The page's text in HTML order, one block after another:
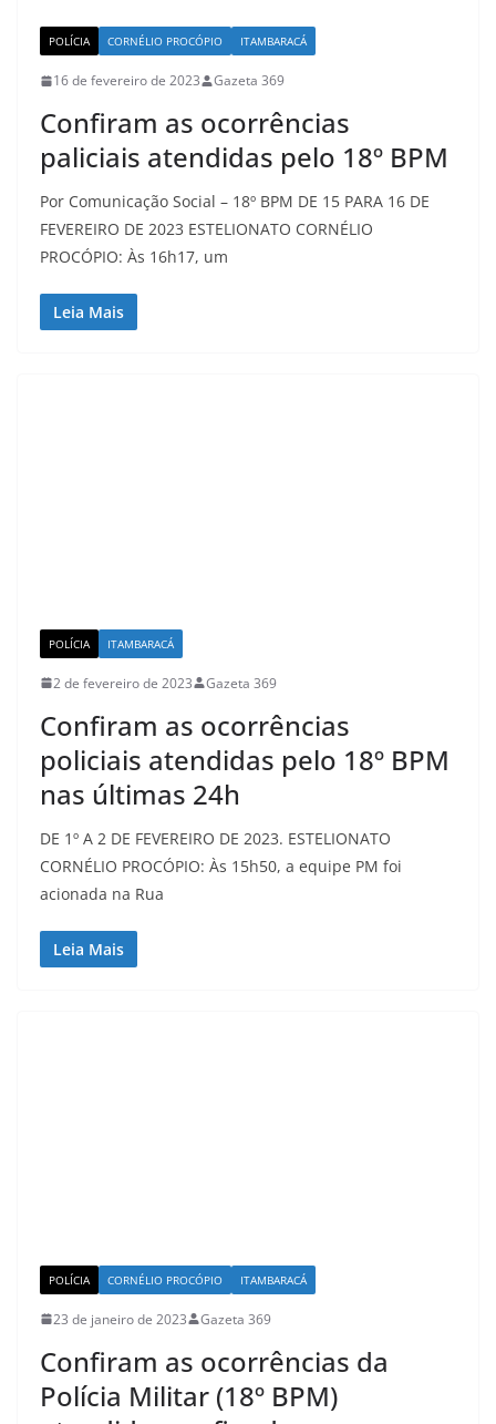
POLÍCIA CORNÉLIO PROCÓPIO ITAMBARACÁ
16 de fevereiro de 2023 Gazeta 369
Confiram as ocorrências
paliciais atendidas pelo 18º BPM
Por Comunicação Social – 18º BPM DE 15 PARA 16 DE
FEVEREIRO DE 2023 ESTELIONATO CORNÉLIO
PROCÓPIO: Às 16h17, um
Leia Mais
POLÍCIA ITAMBARACÁ
2 de fevereiro de 2023 Gazeta 369
Confiram as ocorrências
policiais atendidas pelo 18º BPM
nas últimas 24h
DE 1º A 2 DE FEVEREIRO DE 2023. ESTELIONATO
CORNÉLIO PROCÓPIO: Às 15h50, a equipe PM foi
acionada na Rua
Leia Mais
POLÍCIA CORNÉLIO PROCÓPIO ITAMBARACÁ
23 de janeiro de 2023 Gazeta 369
Confiram as ocorrências da
Polícia Militar (18º BPM)